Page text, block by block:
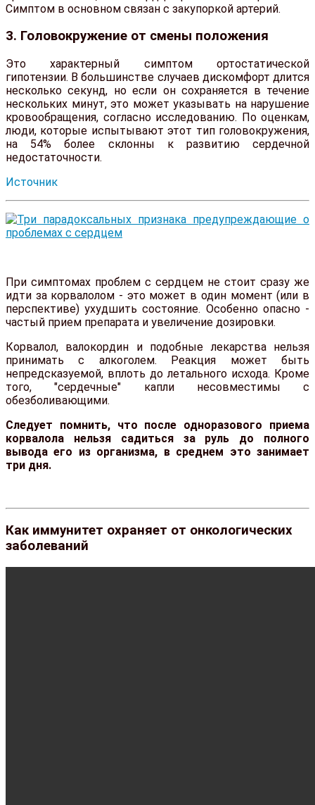
Симптом в основном связан с закупоркой артерий.
3. Головокружение от смены положения
Это характерный симптом ортостатической
гипотензии. В большинстве случаев дискомфорт длится
несколько секунд, но если он сохраняется в течение
нескольких минут, это может указывать на нарушение
кровообращения, согласно исследованию. По оценкам,
люди, которые испытывают этот тип головокружения,
на 54% более склонны к развитию сердечной
недостаточности.
Источник
При симптомах проблем с сердцем не стоит сразу же
идти за корвалолом - это может в один момент (или в
перспективе) ухудшить состояние. Особенно опасно -
частый прием препарата и увеличение дозировки.
Корвалол, валокордин и подобные лекарства нельзя
принимать с алкоголем. Реакция может быть
непредсказуемой, вплоть до летального исхода. Кроме
того, "сердечные" капли несовместимы с
обезболивающими.
Следует помнить, что после одноразового приема
корвалола нельзя садиться за руль до полного
вывода его из организма, в среднем это занимает
три дня.
Как иммунитет охраняет от онкологических
заболеваний